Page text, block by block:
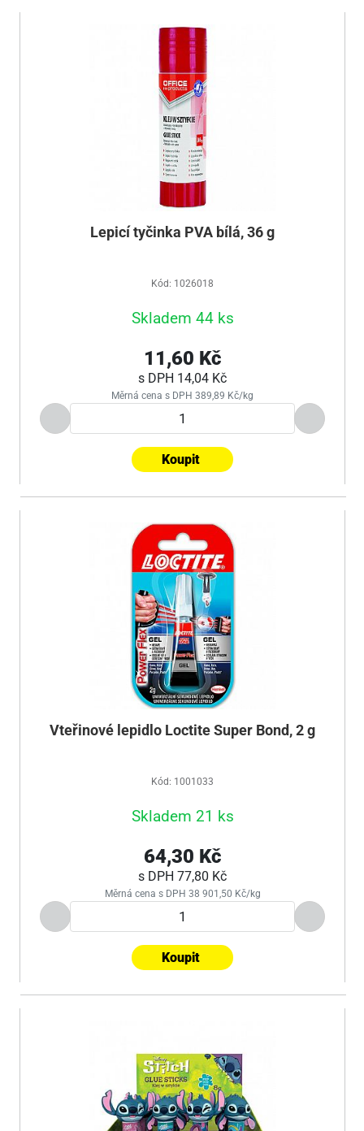
Lepicí tyčinka PVA bílá, 36 g
Kód: 1026018
Skladem 44 ks
11,60 Kč
s DPH 14,04 Kč
Měrná cena s DPH 389,89 Kč/kg
Koupit
Vteřinové lepidlo Loctite Super Bond, 2 g
Kód: 1001033
Skladem 21 ks
64,30 Kč
s DPH 77,80 Kč
Měrná cena s DPH 38 901,50 Kč/kg
Koupit